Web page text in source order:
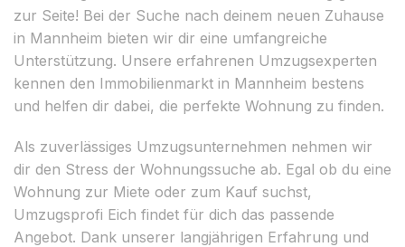
zur Seite! Bei der Suche nach deinem neuen Zuhause
in Mannheim bieten wir dir eine umfangreiche
Unterstützung. Unsere erfahrenen Umzugsexperten
kennen den Immobilienmarkt in Mannheim bestens
und helfen dir dabei, die perfekte Wohnung zu finden.
Als zuverlässiges Umzugsunternehmen nehmen wir
dir den Stress der Wohnungssuche ab. Egal ob du eine
Wohnung zur Miete oder zum Kauf suchst,
Umzugsprofi Eich findet für dich das passende
Angebot. Dank unserer langjährigen Erfahrung und